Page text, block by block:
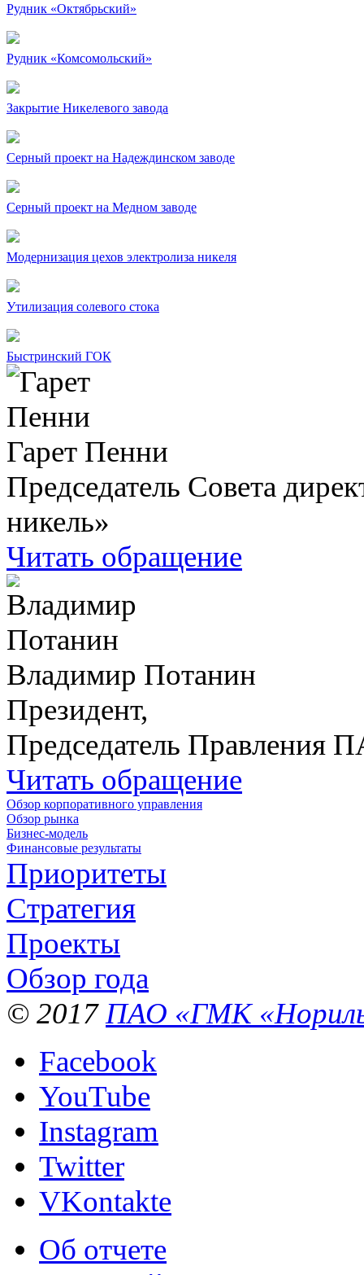
Рудник «Октябрьский»
Рудник «Комсомольский»
Закрытие Никелевого завода
Серный проект на Надеждинском заводе
Серный проект на Медном заводе
Модернизация цехов электролиза никеля
Утилизация солевого стока
Быстринский ГОК
Гарет Пенни
Председатель Совета
никель»
Читать обращение
Владимир Потанин
Президент,
Председатель Правления
Читать обращение
Обзор корпоративного управления
Обзор рынка
Бизнес-модель
Финансовые результаты
Приоритеты
Стратегия
Проекты
Обзор года
© 2017 ПАО «ГМК
Facebook
YouTube
Instagram
Twitter
VKontakte
Об отчете